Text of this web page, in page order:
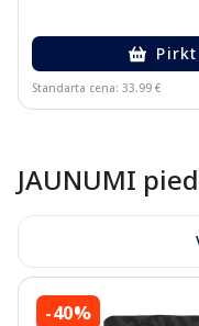
Pirkt
Standarta cena: 33.99 €
JAUNUMI
-40%